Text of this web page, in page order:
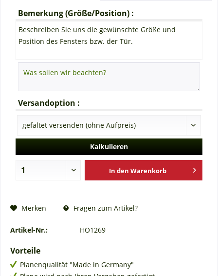
Bemerkung (Größe/Position) :
Beschreiben Sie uns die gewünschte Größe und
Position des Fensters bzw. der Tür.
Versandoption :
Kalkulieren
In den Warenkorb
Merken Fragen zum Artikel?
Artikel-Nr.: HO1269
Vorteile
Planenqualität "Made in Germany"